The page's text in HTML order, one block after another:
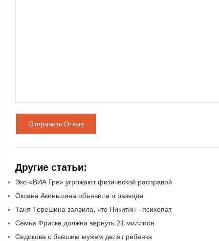
Отправить Отзыв
Другие статьи:
Экс-«ВИА Гре» угрожают физической расправой
Оксана Акиньшина объявила о разводе
Таня Терешина заявила, что Никитин - психопат
Семья Фриске должна вернуть 21 миллион
Седокова с бывшим мужем делят ребенка